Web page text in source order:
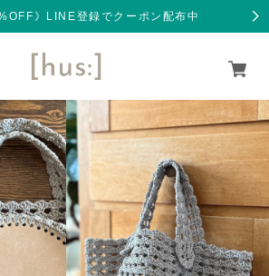
》LINE登録でクーポン配布中